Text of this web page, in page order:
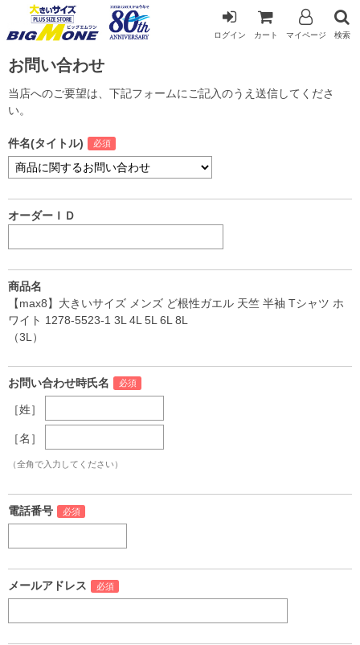
ログイン カート マイページ 検索
お問い合わせ
当店へのご要望は、下記フォームにご記入のうえ送信してくださ
い。
件名(タイトル)
オーダーＩＤ
商品名
【max8】大きいサイズ メンズ ど根性ガエル 天竺 半袖 Tシャツ ホ
ワイト 1278-5523-1 3L 4L 5L 6L 8L
（3L）
お問い合わせ時氏名
［姓］
［名］
（全角で入力してください）
電話番号
メールアドレス